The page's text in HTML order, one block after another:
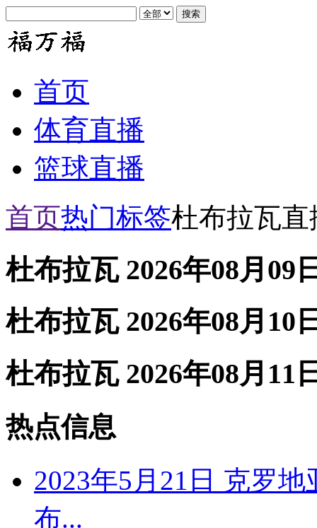
首页
体育直播
篮球直播
首页热门标签杜布拉瓦直
杜布拉瓦 2026年08月09
杜布拉瓦 2026年08月10
杜布拉瓦 2026年08月11
热点信息
2023年5月21日 克罗
布...